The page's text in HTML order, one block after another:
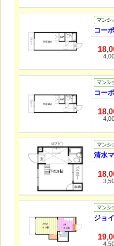
コー
コー
清水
ジョ